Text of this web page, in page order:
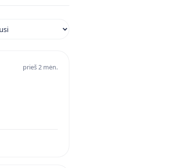
prieš 2 mėn.